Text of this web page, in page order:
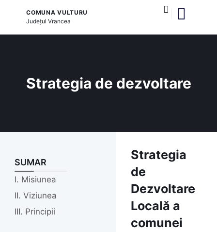
COMUNA VULTURU
JudețulVrancea
Strategia de dezvoltare
SUMAR
I. Misiunea
II. Viziunea
III. Principii
Strategia
de
Dezvoltare
Locală a
comunei